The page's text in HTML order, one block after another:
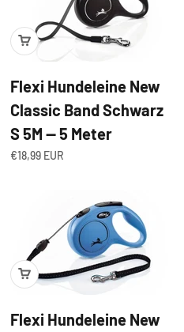
Flexi Hundeleine New
Classic Band Schwarz
S 5M — 5 Meter
Angebot
€18,99 EUR
Flexi Hundeleine New